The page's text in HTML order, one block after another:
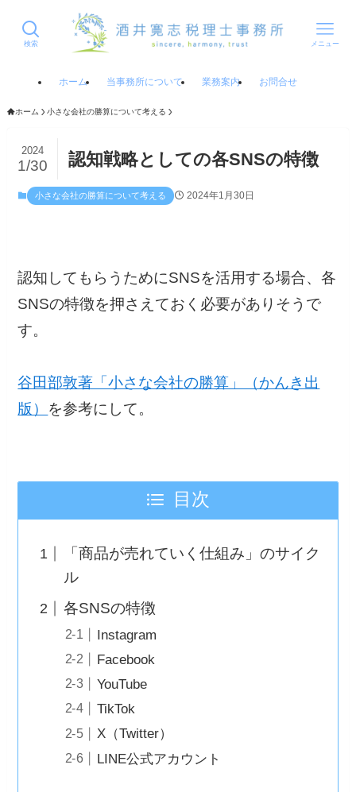
検索 メニュー
ホーム 当事務所について 業務案内 お問合せ
ホーム 小さな会社の勝算について考える
認知戦略としての各SNSの特徴
2024
1/30
小さな会社の勝算について考える 2024年1月30日
認知してもらうためにSNSを活用する場合、各
SNSの特徴を押さえておく必要がありそうで
す。
谷田部敦著「小さな会社の勝算」（かんき出
版） を参考にして。
目次
「商品が売れていく仕組み」のサイク
ル
各SNSの特徴
Instagram
Facebook
YouTube
TikTok
X（Twitter）
LINE公式アカウント